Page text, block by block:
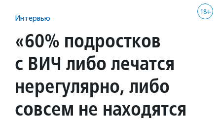
18+
Интервью
«60% подростков
с ВИЧ либо лечатся
нерегулярно, либо
совсем не находятся